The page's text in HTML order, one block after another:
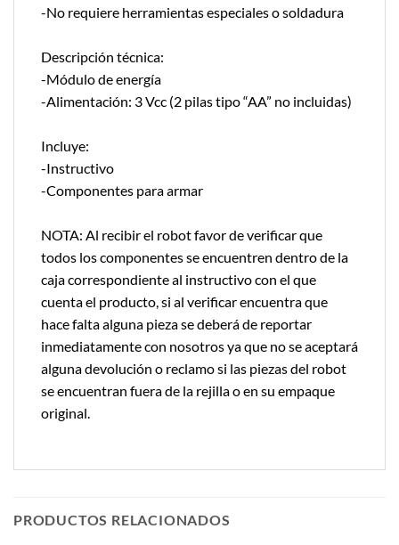
-No requiere herramientas especiales o soldadura
Descripción técnica:
-Módulo de energía
-Alimentación: 3 Vcc (2 pilas tipo “AA” no incluidas)
Incluye:
-Instructivo
-Componentes para armar
NOTA: Al recibir el robot favor de verificar que
todos los componentes se encuentren dentro de la
caja correspondiente al instructivo con el que
cuenta el producto, si al verificar encuentra que
hace falta alguna pieza se deberá de reportar
inmediatamente con nosotros ya que no se aceptará
alguna devolución o reclamo si las piezas del robot
se encuentran fuera de la rejilla o en su empaque
original.
PRODUCTOS RELACIONADOS